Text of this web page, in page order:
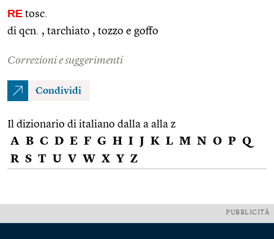
RE tosc.
di qcn. , tarchiato , tozzo e goffo
Correzioni e suggerimenti
Condividi
Il dizionario di italiano dalla a alla z
A B C D E F G H I J K L M N O P Q
R S T U V W X Y Z
PUBBLICITÀ